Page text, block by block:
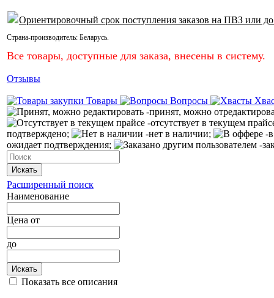
Ориентировочный срок поступления заказов на ПВЗ или
Страна-производитель: Беларусь.
Все товары, доступные для заказа, внесены в систему.
Отзывы
Товары Вопросы
-принят, можно
-отсутствует в текущем
подтверждено;
-нет в наличии;
-
ожидает подтверждения;
-
Искать
Расширенный поиск
Наименование
Цена от
до
Искать
Показать все описания